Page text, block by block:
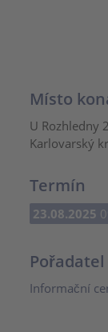
Místo
U Rozhledny
Karlovarský
Termín
23.08.2025
Pořadatel
Informační